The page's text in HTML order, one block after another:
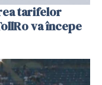
tarifelor
va începe